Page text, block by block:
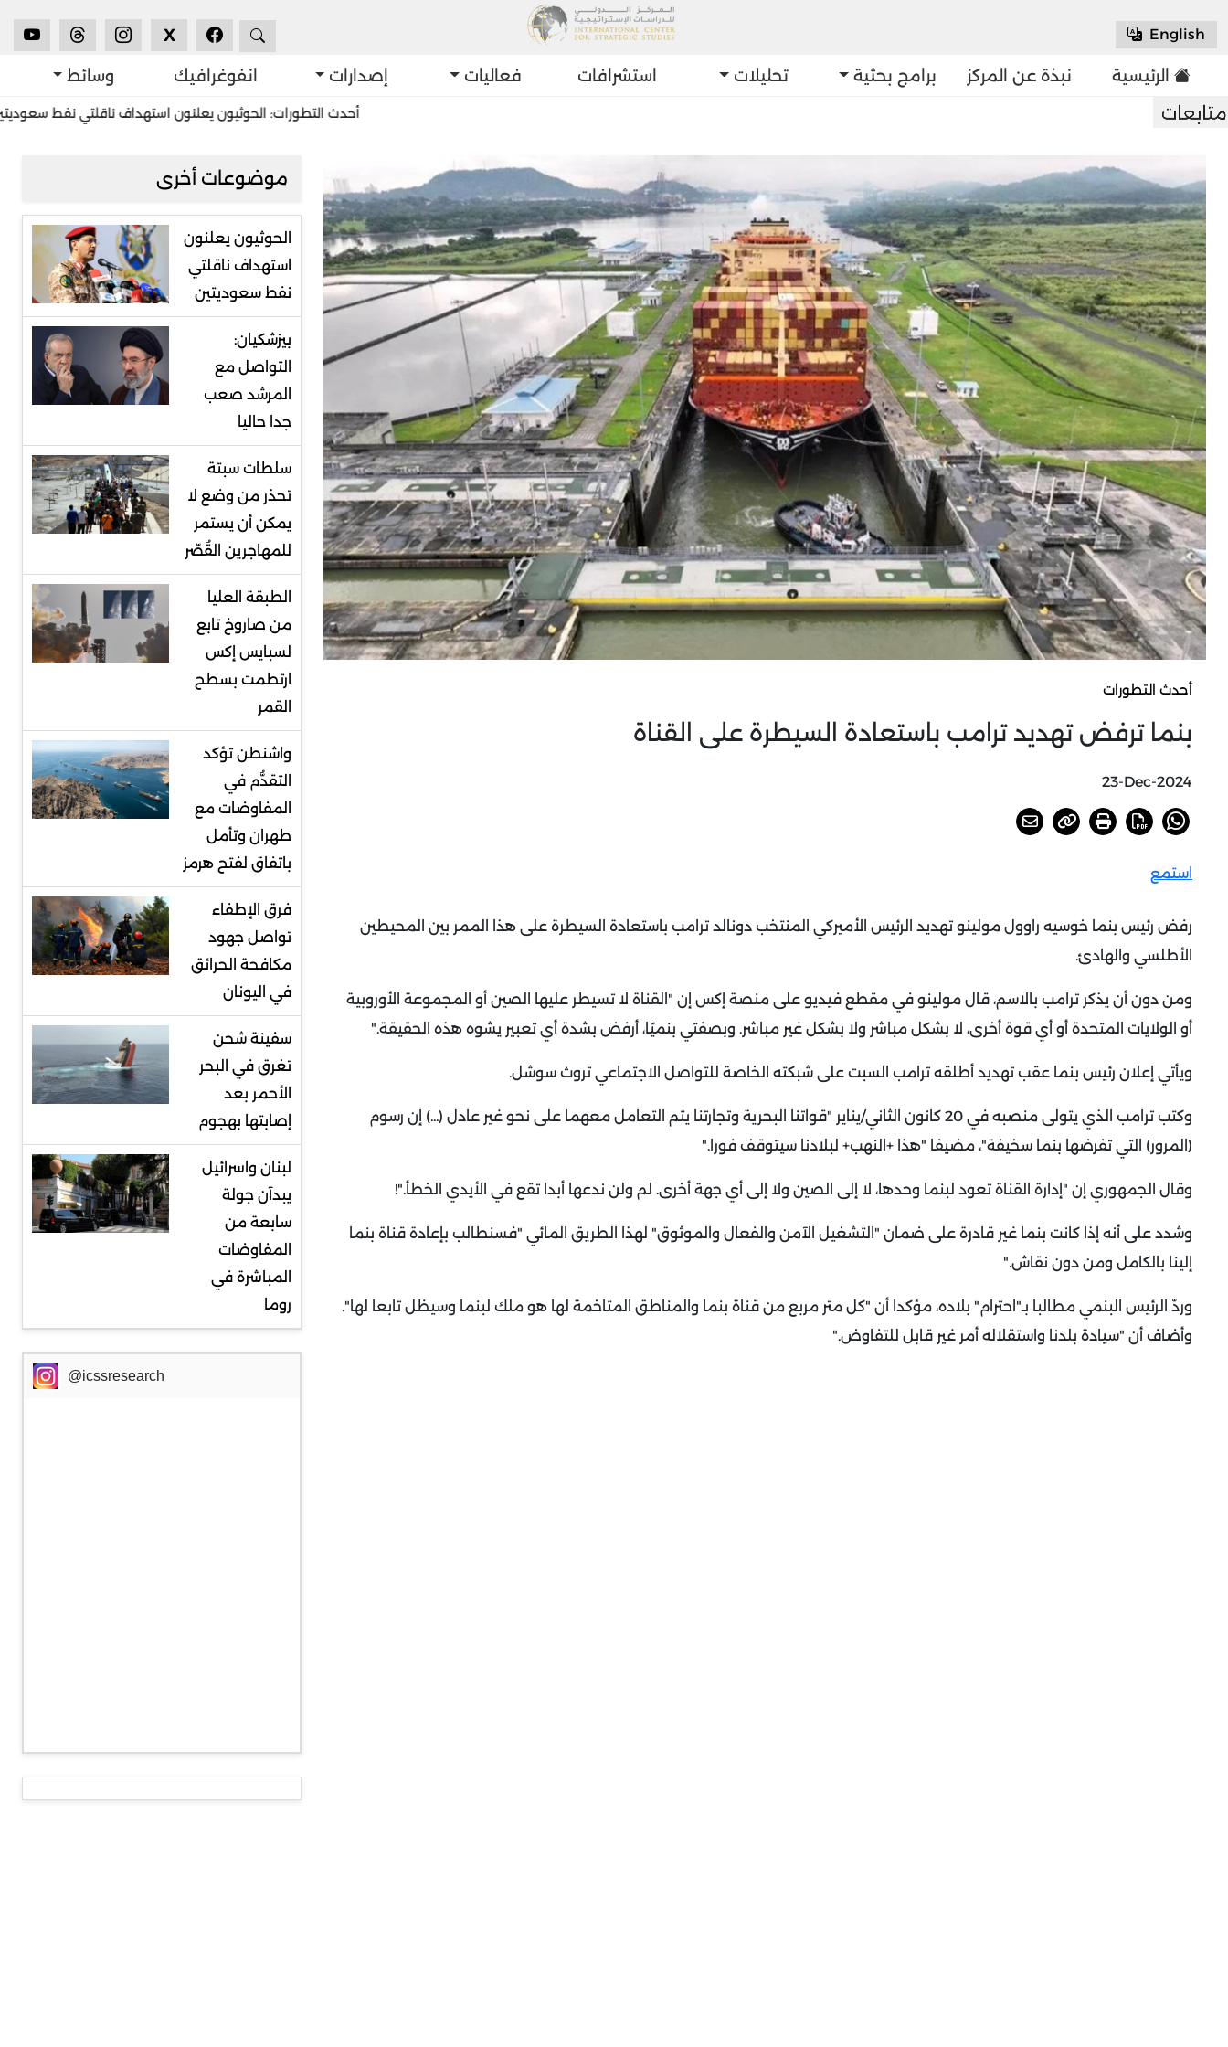
English
X
الرئيسية نبذة عن المركز برامج بحثية تحليلات استشرافات فعاليات إصدارات انفوغرافيك وسائط
أحدث التطورات: الحوثيون يعلنون استهداف ناقلتي نفط سعوديتين
أحدث التطورات
بنما ترفض تهديد ترامب باستعادة السيطرة على القناة
23-Dec-2024
استمع
رفض رئيس بنما خوسيه راوول مولينو تهديد الرئيس الأميركي المنتخب دونالد ترامب باستعادة السيطرة على هذا الممر بين المحيطين
الأطلسي والهادئ.
ومن دون أن يذكر ترامب بالاسم، قال مولينو في مقطع فيديو على منصة إكس إن "القناة لا تسيطر عليها الصين أو المجموعة الأوروبية
أو الولايات المتحدة أو أي قوة أخرى، لا بشكل مباشر ولا بشكل غير مباشر. وبصفتي بنميّا، أرفض بشدة أي تعبير يشوه هذه الحقيقة".
ويأتي إعلان رئيس بنما عقب تهديد أطلقه ترامب السبت على شبكته الخاصة للتواصل الاجتماعي تروث سوشل.
وكتب ترامب الذي يتولى منصبه في 20 كانون الثاني/يناير "قواتنا البحرية وتجارتنا يتم التعامل معهما على نحو غير عادل (...) إن رسوم
(المرور) التي تفرضها بنما سخيفة"، مضيفا "هذا +النهب+ لبلادنا سيتوقف فورا ".
وقال الجمهوري إن "إدارة القناة تعود لبنما وحدها، لا إلى الصين ولا إلى أي جهة أخرى. لم ولن ندعها أبدا تقع في الأيدي الخطأ!".
وشدد على أنه إذا كانت بنما غير قادرة على ضمان "التشغيل الآمن والفعال والموثوق" لهذا الطريق المائي "فسنطالب بإعادة قناة بنما
إلينا بالكامل ومن دون نقاش".
وردّ الرئيس البنمي مطالبا بـ"احترام" بلاده، مؤكدا أن "كل متر مربع من قناة بنما والمناطق المتاخمة لها هو ملك لبنما وسيظل تابعا لها".
وأضاف أن "سيادة بلدنا واستقلاله أمر غير قابل للتفاوض".
موضوعات أخرى
الحوثيون يعلنون
استهداف ناقلتي
نفط سعوديتين
بيزشكيان:
التواصل مع
المرشد صعب
جدا حاليا
سلطات سبتة
تحذر من وضع لا
يمكن أن يستمر
للمهاجرين القُصّر
الطبقة العليا
من صاروخ تابع
لسبايس إكس
ارتطمت بسطح
القمر
واشنطن تؤكد
التقدُّم في
المفاوضات مع
طهران وتأمل
باتفاق لفتح هرمز
فرق الإطفاء
تواصل جهود
مكافحة الحرائق
في اليونان
سفينة شحن
تغرق في البحر
الأحمر بعد
إصابتها بهجوم
لبنان واسرائيل
يبدآن جولة
سابعة من
المفاوضات
المباشرة في
روما
@icssresearch